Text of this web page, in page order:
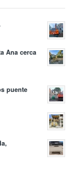
Ana cerca
puente